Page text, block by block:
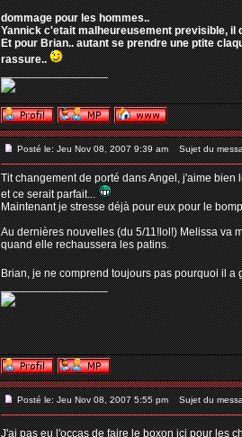
dommage pour les hommes..
Yannick c'etait malheureusement previsible, il
Et pour Brian.. autant se prendre une ptite
rassure..
_________________
Posté le: Jeu Nov 08, 2007 9:39 am Sujet du
Tit changement de porté dans Angel, j'aime
et ce serait parfait...
Maintenant je stresse déjà pour eux pour le
Au dernières nouvelles (du 5/11!lol!) Melissa va
quand elle rechaussera les patins.
Brian, je ne comprend toujours pas pourquoi il a
_________________
Posté le: Jeu Nov 08, 2007 5:55 pm Sujet du
J'ai pas eu l'occas de faire le boxon ici pour les